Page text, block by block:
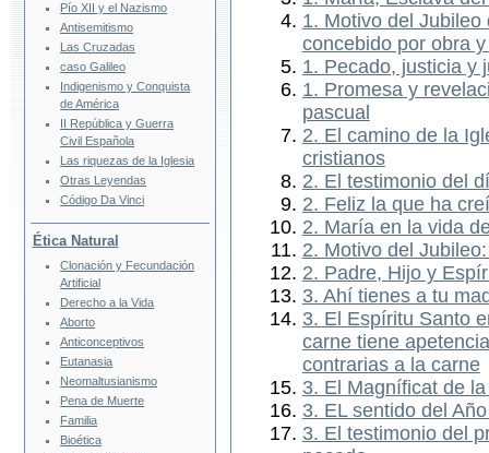
1. Motivo del
concebido por obra
1. Pecado, justicia y
1. Promesa y
pascual
2. El camino de la
cristianos
2. El testimonio del
2. Feliz la que ha
2. María en la vida
2. Motivo del
2. Padre, Hijo y
3. Ahí tienes a tu
3. El Espíritu Santo
carne tiene
contrarias a la carne
3. El Magníficat de
3. EL sentido del
3. El testimonio del
Pío XII y el Nazismo
Antisemitismo
Las Cruzadas
caso Galileo
Indigenismo y Conquista
de América
II República y Guerra
Civil Española
Las riquezas de la Iglesia
Otras Leyendas
Código Da Vinci
Ética Natural
Clonación y Fecundación
Artificial
Derecho a la Vida
Aborto
Anticonceptivos
Eutanasia
Neomaltusianismo
Pena de Muerte
Familia
Bioética